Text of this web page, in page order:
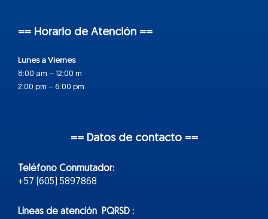
== Horario de Atención ==
Lunes a Viernes
8:00 am – 12:00 m
2:00 pm – 6:00 pm
== Datos de contacto ==
Teléfono Conmutador:
+57 (605) 5897868
Líneas de atención PQRSD :